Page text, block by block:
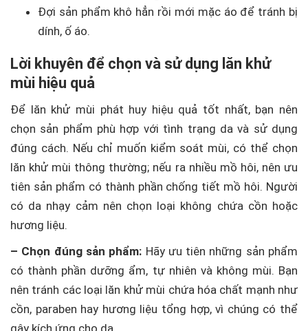
Đợi sản phẩm khô hẳn rồi mới mặc áo để tránh bị
dính, ố áo.
Lời khuyên để chọn và sử dụng lăn khử
mùi hiệu quả
Để lăn khử mùi phát huy hiệu quả tốt nhất, bạn nên
chọn sản phẩm phù hợp với tình trạng da và sử dụng
đúng cách. Nếu chỉ muốn kiểm soát mùi, có thể chọn
lăn khử mùi thông thường; nếu ra nhiều mồ hôi, nên ưu
tiên sản phẩm có thành phần chống tiết mồ hôi. Người
có da nhạy cảm nên chọn loại không chứa cồn hoặc
hương liệu.
– Chọn đúng sản phẩm: Hãy ưu tiên những sản phẩm
có thành phần dưỡng ẩm, tự nhiên và không mùi. Bạn
nên tránh các loại lăn khử mùi chứa hóa chất mạnh như
cồn, paraben hay hương liệu tổng hợp, vì chúng có thể
gây kích ứng cho da.